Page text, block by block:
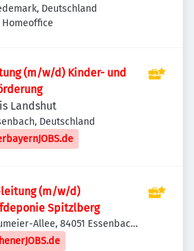
Deutschland
(m/w/d) Kinder- und
Landshut
Deutschland
(m/w/d)
Spitzlberg
Allee, 84051 Essenbach,